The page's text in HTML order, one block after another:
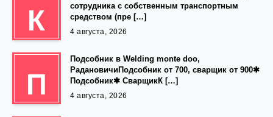
К
сотрудника с собственным транспортным
средством (пре […]
4 августа, 2026
П
Подсобник в Welding monte doo,
РадановичиПодсобник от 700, сварщик от 900✱
Подсобник✱ СварщикК […]
4 августа, 2026